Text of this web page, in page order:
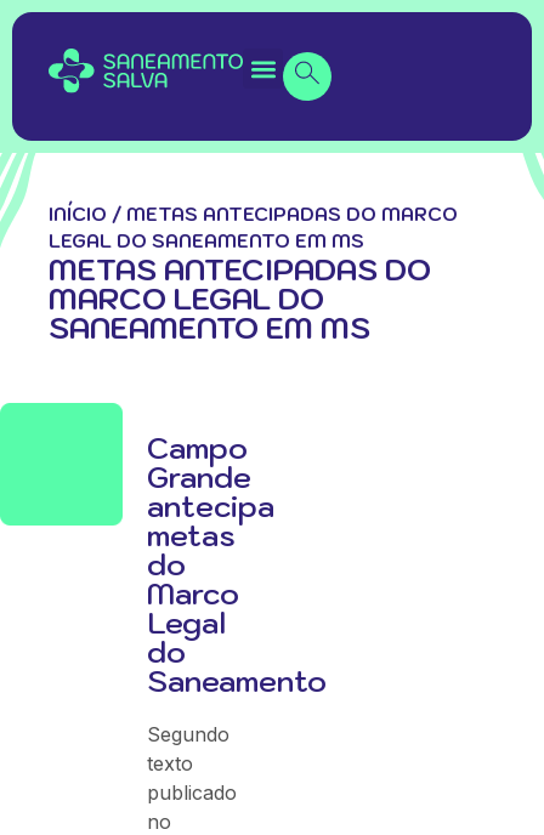
INÍCIO / METAS ANTECIPADAS DO MARCO
LEGAL DO SANEAMENTO EM MS
METAS ANTECIPADAS DO
MARCO LEGAL DO
SANEAMENTO EM MS
Campo
Grande
antecipa
metas
do
Marco
Legal
do
Saneamento
Segundo
texto
publicado
no